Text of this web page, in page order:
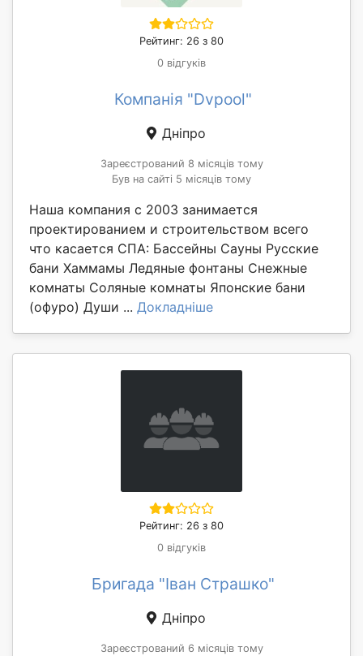
Рейтинг: 26 з 80
0 відгуків
Компанія "Dvpool"
Дніпро
Зареєстрований 8 місяців тому
Був на сайті 5 місяців тому
Наша компания с 2003 занимается
проектированием и строительством всего
что касается СПА: Бассейны Сауны Русские
бани Хаммамы Ледяные фонтаны Снежные
комнаты Соляные комнаты Японские бани
(офуро) Души ... Докладніше
Рейтинг: 26 з 80
0 відгуків
Бригада "Іван Страшко"
Дніпро
Зареєстрований 6 місяців тому